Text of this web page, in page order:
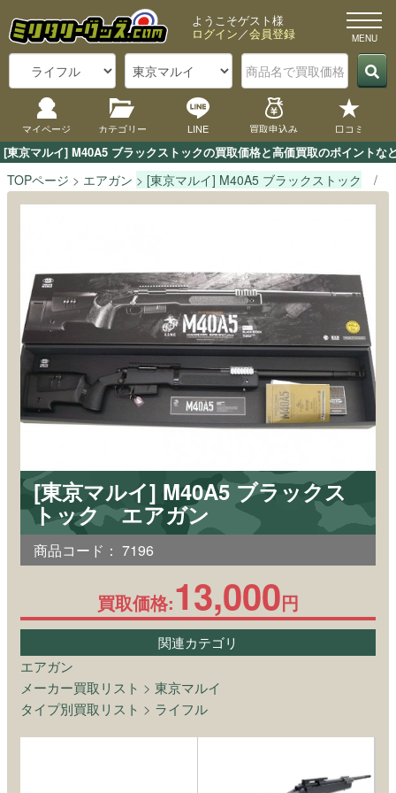
[東京マルイ] M40A5 ブラックストックの買取価格と高価買取のポイント
ようこそゲスト様
ログイン／会員登録
マイページ カテゴリー LINE 買取申込み 口コミ
TOPページ エアガン [東京マルイ] M40A5 ブラックストック
[東京マルイ] M40A5 ブラックス
トック エアガン
商品コード： 7196
買取価格:13,000円
関連カテゴリ
エアガン
メーカー買取リスト > 東京マルイ
タイプ別買取リスト > ライフル